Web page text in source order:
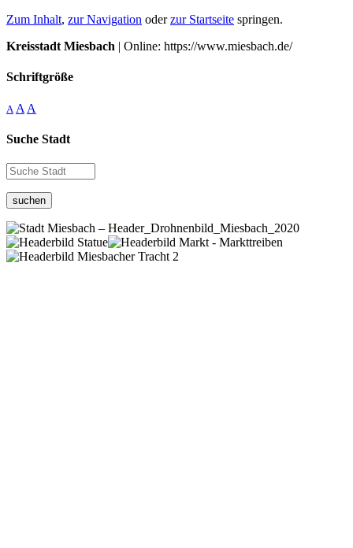
Zum Inhalt, zur Navigation oderzur Startseite springen.
Kreisstadt Miesbach | Online: https://www.miesbach.de/
Schriftgröße
A A A
Suche Stadt
suchen